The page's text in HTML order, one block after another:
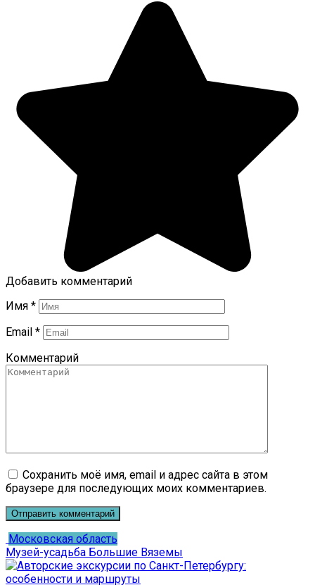
Добавить комментарий
Имя *
Email *
Комментарий
Сохранить моё имя, email и адрес сайта в этом
браузере для последующих моих комментариев.
Московская область
Музей-усадьба Большие Вяземы